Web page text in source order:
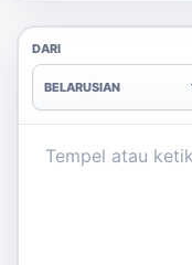
DARI
BELARUSIAN